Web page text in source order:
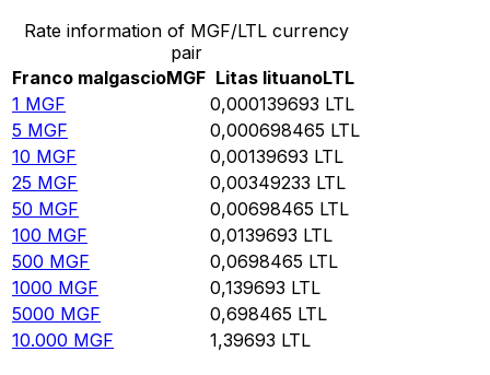
Rate information of MGF/LTL currency
pair
Franco malgascioMGF Litas lituanoLTL
1 MGF 0,000139693 LTL
5 MGF 0,000698465 LTL
10 MGF 0,00139693 LTL
25 MGF 0,00349233 LTL
50 MGF 0,00698465 LTL
100 MGF 0,0139693 LTL
500 MGF 0,0698465 LTL
1000 MGF 0,139693 LTL
5000 MGF 0,698465 LTL
10.000 MGF 1,39693 LTL